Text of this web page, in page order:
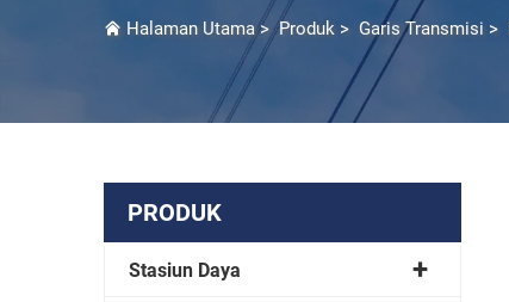
Halaman Utama>Produk > Garis Transmisi >
PRODUK
Stasiun Daya